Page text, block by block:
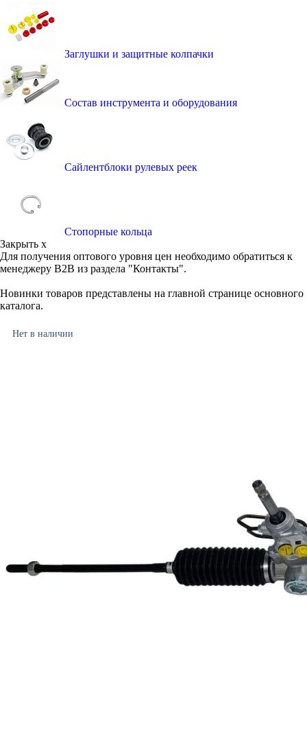
Заглушки и защитные колпачки
Состав инструмента и оборудования
Сайлентблоки рулевых реек
Стопорные кольца
Закрыть x
Для получения оптового уровня цен необходимо обратиться к
менеджеру B2B из раздела "Контакты".
Новинки товаров представлены на главной странице основного
каталога.
Нет в наличии